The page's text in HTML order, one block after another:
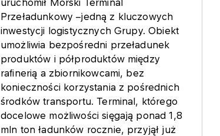
Przeładunkowy –jedną z kluczowych
inwestycji logistycznych Grupy. Obiekt
umożliwia bezpośredni przeładunek
produktów i półproduktów między
rafinerią a zbiornikowcami, bez
konieczności korzystania z pośrednich
środków transportu. Terminal, którego
docelowe możliwości sięgają ponad 1,8
mln ton ładunków rocznie, przyjął już